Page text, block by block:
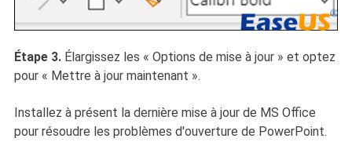
Étape 3.Élargissez les « Options de mise à jour » et optez
pour « Mettre à jour maintenant ».
Installez à présent la dernière mise à jour de MS Office
pour résoudre les problèmes d'ouverture de PowerPoint.